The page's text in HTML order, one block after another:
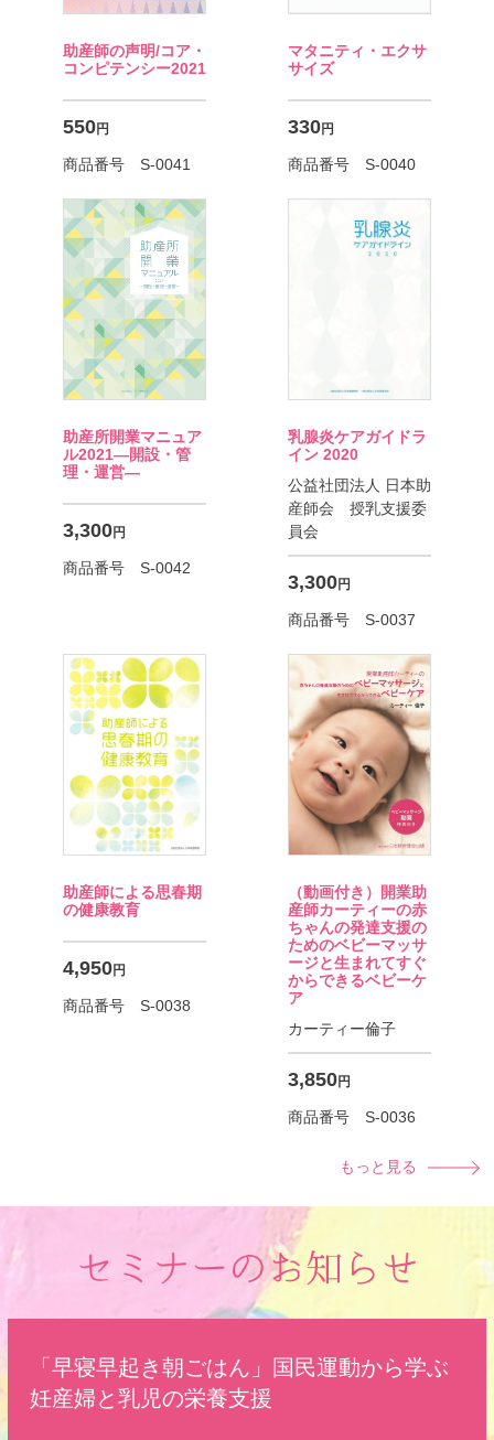
助産師の声明/コア・
コンピテンシー2021
550円
商品番号 S-0041
マタニティ・エクサ
サイズ
330円
商品番号 S-0040
助産所開業マニュア
ル2021―開設・管
理・運営―
3,300円
商品番号 S-0042
乳腺炎ケアガイドラ
イン 2020
公益社団法人 日本助
産師会 授乳支援委
員会
3,300円
商品番号 S-0037
助産師による思春期
の健康教育
4,950円
商品番号 S-0038
（動画付き）開業助
産師カーティーの赤
ちゃんの発達支援の
ためのベビーマッサ
ージと生まれてすぐ
からできるベビーケ
ア
カーティー倫子
3,850円
商品番号 S-0036
もっと見る
「早寝早起き朝ごはん」国民運動から学ぶ
妊産婦と乳児の栄養支援